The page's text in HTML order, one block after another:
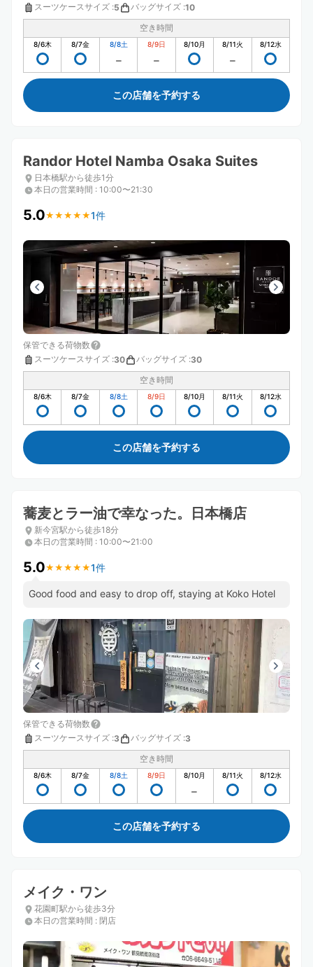
スーツケースサイズ :5 バッグサイズ :10
空き時間
8/6木 8/7金 8/8土 8/9日 8/10月 8/11火 8/12水
この店舗を予約する
Randor Hotel Namba Osaka Suites
日本橋駅から徒歩1分
本日の営業時間 : 10:00〜21:30
5.0★ ★ ★ ★ ★
★ ★ ★ ★ ★1件
保管できる荷物数
スーツケースサイズ :30 バッグサイズ :30
空き時間
8/6木 8/7金 8/8土 8/9日 8/10月 8/11火 8/12水
この店舗を予約する
蕎麦とラー油で幸なった。日本橋店
新今宮駅から徒歩18分
本日の営業時間 : 10:00〜21:00
5.0★ ★ ★ ★ ★
★ ★ ★ ★ ★1件
Good food and easy to drop off, staying at Koko Hotel
保管できる荷物数
スーツケースサイズ :3 バッグサイズ :3
空き時間
8/6木 8/7金 8/8土 8/9日 8/10月 8/11火 8/12水
この店舗を予約する
メイク・ワン
花園町駅から徒歩3分
本日の営業時間 : 閉店